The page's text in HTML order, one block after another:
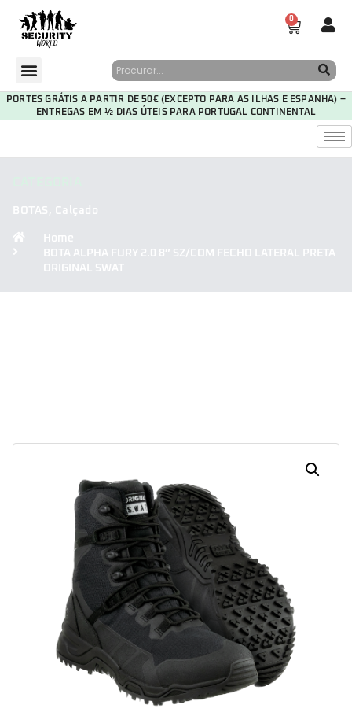
0
PORTES GRÁTIS A PARTIR DE 50€ (EXCEPTO PARA AS ILHAS E ESPANHA) –
ENTREGAS EM ½ DIAS ÚTEIS PARA PORTUGAL CONTINENTAL
BOTAS , Calçado
Home
BOTA ALPHA FURY 2.0 8″ SZ/COM FECHO LATERAL PRETA
ORIGINAL SWAT